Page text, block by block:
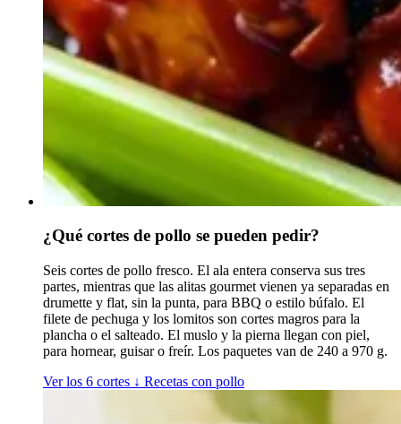
¿Qué cortes de pollo se pueden pedir?
Seis cortes de pollo fresco. El ala entera conserva sus tres
partes, mientras que las alitas gourmet vienen ya separadas en
drumette y flat, sin la punta, para BBQ o estilo búfalo. El
filete de pechuga y los lomitos son cortes magros para la
plancha o el salteado. El muslo y la pierna llegan con piel,
para hornear, guisar o freír. Los paquetes van de 240 a 970 g.
Ver los 6 cortes ↓ Recetas con pollo